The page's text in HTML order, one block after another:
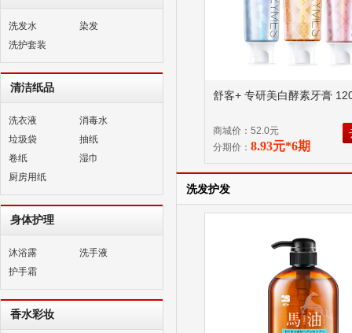
洗发水
染发
洗护套装
清洁纸品
洗衣液
消毒水
垃圾袋
抽纸
卷纸
湿巾
厨房用纸
身体护理
沐浴露
洗手液
护手霜
香水彩妆
舒客+ 专研美白酵素牙膏
商城价：52.0元
分期价： 8.93元*6期
洗发护发